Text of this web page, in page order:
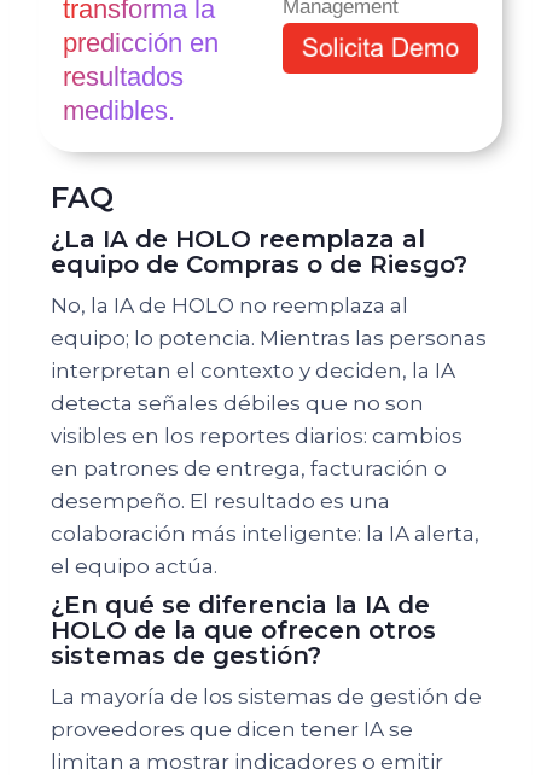
transforma la
predicción en
resultados
medibles.
FAQ
¿La IA de HOLO reemplaza al
equipo de Compras o de Riesgo?
No, la IA de HOLO no reemplaza al
equipo; lo potencia. Mientras las personas
interpretan el contexto y deciden, la IA
detecta señales débiles que no son
visibles en los reportes diarios: cambios
en patrones de entrega, facturación o
desempeño. El resultado es una
colaboración más inteligente: la IA alerta,
el equipo actúa.
¿En qué se diferencia la IA de
HOLO de la que ofrecen otros
sistemas de gestión?
La mayoría de los sistemas de gestión de
proveedores que dicen tener IA se
limitan a mostrar indicadores o emitir